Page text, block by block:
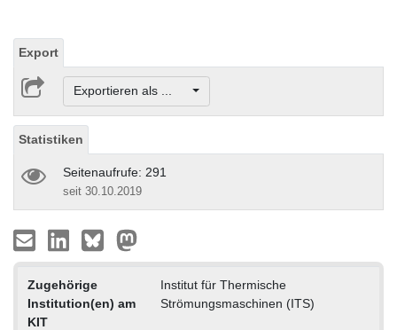
Export
Exportieren als ...
Statistiken
Seitenaufrufe: 291
seit 30.10.2019
Zugehörige
Institution(en) am
KIT
Institut für Thermische
Strömungsmaschinen (ITS)